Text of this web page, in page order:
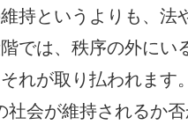
持というよりも、法
では、秩序の外にい
れが取り払われます
社会が維持されるか